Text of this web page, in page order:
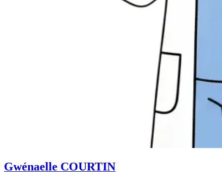
Gwénaelle COURTIN